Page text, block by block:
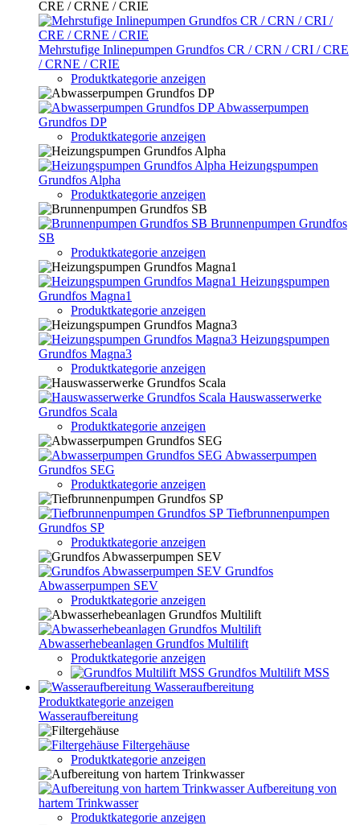
Mehrstufige Inlinepumpen Grundfos CR / CRN / CRI / CRE
/ CRNE / CRIE
Produktkategorie anzeigen
Abwasserpumpen
Grundfos DP
Produktkategorie anzeigen
Heizungspumpen
Grundfos Alpha
Produktkategorie anzeigen
Brunnenpumpen Grundfos
SB
Produktkategorie anzeigen
Heizungspumpen
Grundfos Magna1
Produktkategorie anzeigen
Heizungspumpen
Grundfos Magna3
Produktkategorie anzeigen
Hauswasserwerke
Grundfos Scala
Produktkategorie anzeigen
Abwasserpumpen
Grundfos SEG
Produktkategorie anzeigen
Tiefbrunnenpumpen
Grundfos SP
Produktkategorie anzeigen
Grundfos
Abwasserpumpen SEV
Produktkategorie anzeigen
Abwasserhebeanlagen Grundfos Multilift
Produktkategorie anzeigen
Grundfos Multilift MSS
Wasseraufbereitung
Produktkategorie anzeigen
Wasseraufbereitung
Filtergehäuse
Produktkategorie anzeigen
Aufbereitung von
hartem Trinkwasser
Produktkategorie anzeigen